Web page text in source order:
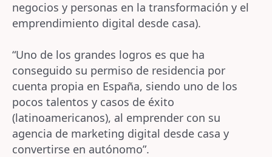
negocios y personas en la transformación y el
emprendimiento digital desde casa).
“Uno de los grandes logros es que ha
conseguido su permiso de residencia por
cuenta propia en España, siendo uno de los
pocos talentos y casos de éxito
(latinoamericanos), al emprender con su
agencia de marketing digital desde casa y
convertirse en autónomo”.